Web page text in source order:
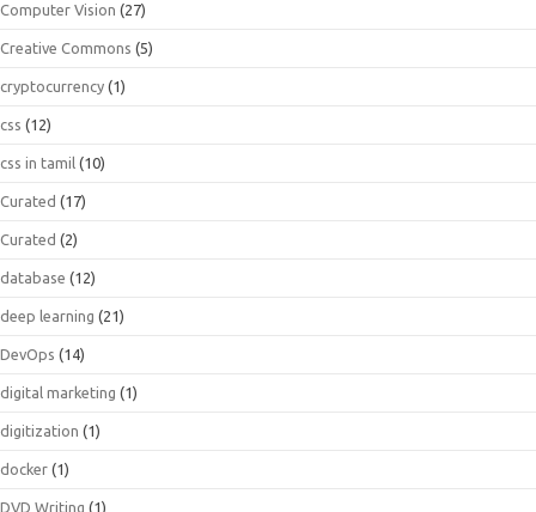
Computer Vision (27)
Creative Commons (5)
cryptocurrency (1)
css (12)
css in tamil (10)
Curated (17)
Curated (2)
database (12)
deep learning (21)
DevOps (14)
digital marketing (1)
digitization (1)
docker (1)
DVD Writing (1)